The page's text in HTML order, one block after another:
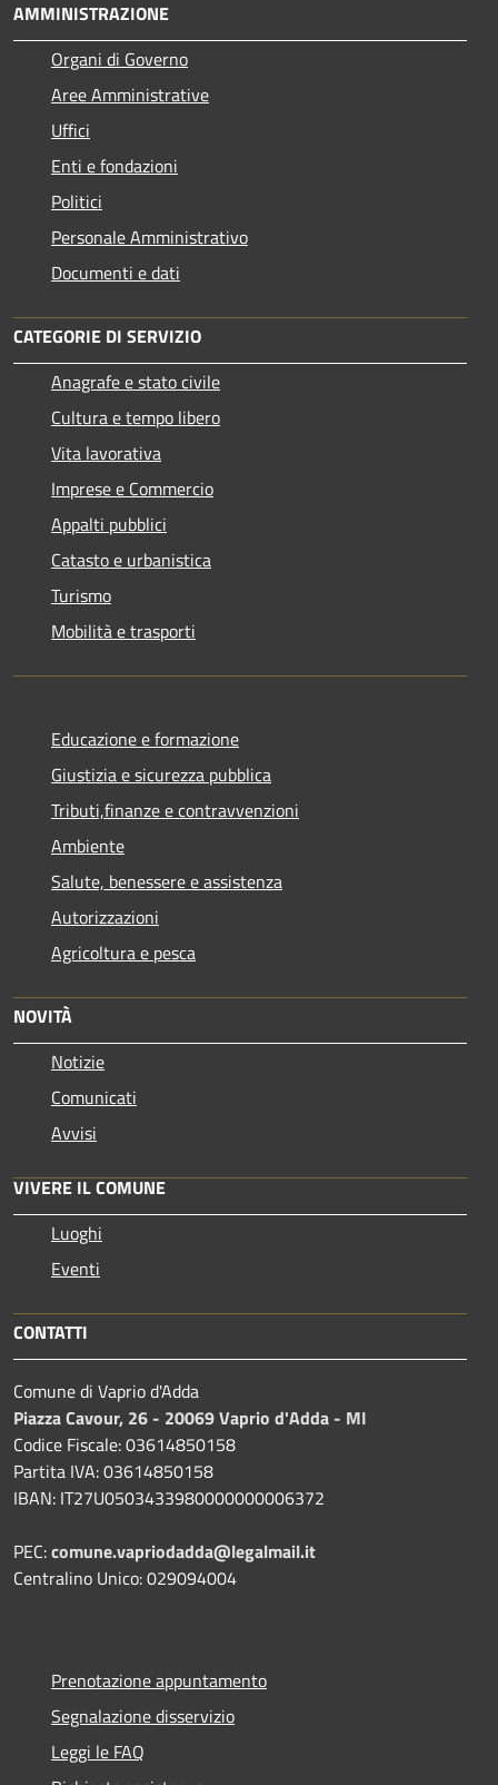
AMMINISTRAZIONE
Organi di Governo
Aree Amministrative
Uffici
Enti e fondazioni
Politici
Personale Amministrativo
Documenti e dati
CATEGORIE DI SERVIZIO
Anagrafe e stato civile
Cultura e tempo libero
Vita lavorativa
Imprese e Commercio
Appalti pubblici
Catasto e urbanistica
Turismo
Mobilità e trasporti
Educazione e formazione
Giustizia e sicurezza pubblica
Tributi,finanze e contravvenzioni
Ambiente
Salute, benessere e assistenza
Autorizzazioni
Agricoltura e pesca
NOVITÀ
Notizie
Comunicati
Avvisi
VIVERE IL COMUNE
Luoghi
Eventi
CONTATTI
Comune di Vaprio d'Adda
Piazza Cavour, 26 - 20069 Vaprio d'Adda - MI
Codice Fiscale: 03614850158
Partita IVA: 03614850158
IBAN: IT27U0503433980000000006372
PEC:comune.vapriodadda@legalmail.it
Centralino Unico: 029094004
Prenotazione appuntamento
Segnalazione disservizio
Leggi le FAQ